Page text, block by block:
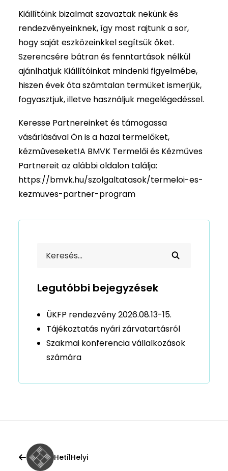
Kiállítóink bizalmat szavaztak nekünk és
rendezvényeinknek, így most rajtunk a sor,
hogy saját eszközeinkkel segítsük őket.
Szerencsére bátran és fenntartások nélkül
ajánlhatjuk Kiállítóinkat mindenki figyelmébe,
hiszen évek óta számtalan termüket ismerjük,
fogyasztjuk, illetve használjuk megelégedéssel.
Keresse Partnereinket és támogassa
vásárlásával Ön is a hazai termelőket,
kézműveseket!A BMVK Termelői és Kézműves
Partnereit az alábbi oldalon találja:
https://bmvk.hu/szolgaltatasok/termeloi-es-
kezmuves-partner-program
Legutóbbi bejegyzések
ÜKFP rendezvény 2026.08.13-15.
Tájékoztatás nyári zárvatartásról
Szakmai konferencia vállalkozások
számára
Heti1Helyi